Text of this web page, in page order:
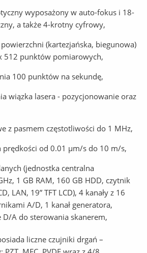
wyposażony w auto-fokus i 18-
a także 4-krotny cyfrowy,
(kartezjańska, biegunowa)
512 punktów pomiarowych,
100 punktów na sekundę,
wiązka lasera - pozycjonowanie oraz
z pasmem częstotliwości do 1 MHz,
prędkości od 0.01 μm/s do 10 m/s,
(jednostka centralna
1 GB RAM, 160 GB HDD, czytnik
LAN, 19” TFT LCD), 4 kanały z 16
A/D, 1 kanał generatora,
D/A do sterowania skanerem,
liczne czujniki drgań –